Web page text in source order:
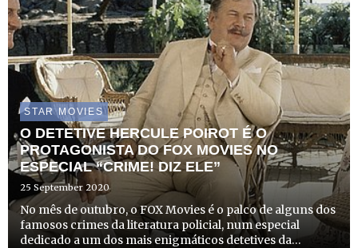
STAR MOVIES
O DETETIVE HERCULE POIROT É O
PROTAGONISTA DO FOX MOVIES NO
ESPECIAL “CRIME! DIZ ELE”
25 September 2020
No mês de outubro, o FOX Movies é o palco de alguns dos
famosos crimes da literatura policial, num especial
dedicado a um dos mais enigmáticos detetives da